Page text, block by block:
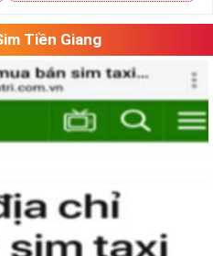
Số Đẹp Giá Rẻ
gian để do dự, bởi kho sim
Tiền Giang